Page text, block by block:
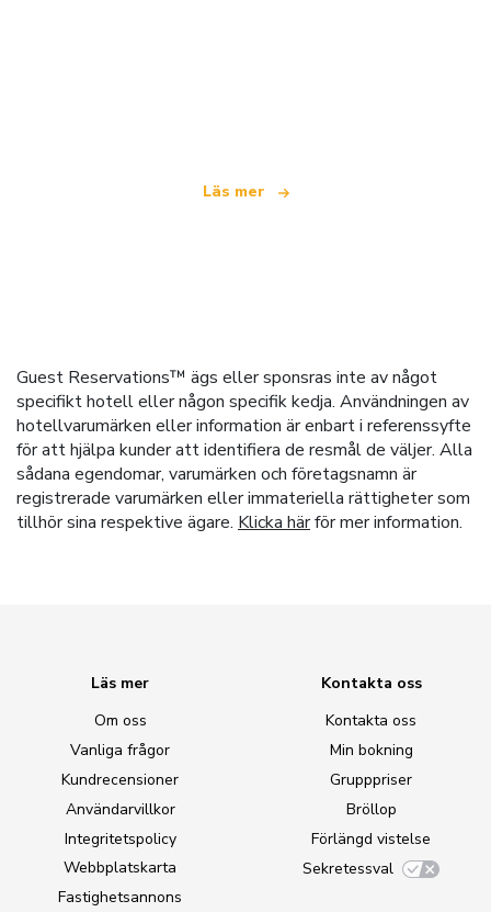
Läs mer
Guest Reservations™ ägs eller sponsras inte av något
specifikt hotell eller någon specifik kedja. Användningen av
hotellvarumärken eller information är enbart i referenssyfte
för att hjälpa kunder att identifiera de resmål de väljer. Alla
sådana egendomar, varumärken och företagsnamn är
registrerade varumärken eller immateriella rättigheter som
tillhör sina respektive ägare. Klicka härför mer information.
Läs mer
Om oss
Vanliga frågor
Kundrecensioner
Användarvillkor
Integritetspolicy
Webbplatskarta
Fastighetsannons
Kontakta oss
Kontakta oss
Min bokning
Grupppriser
Bröllop
Förlängd vistelse
Sekretessval